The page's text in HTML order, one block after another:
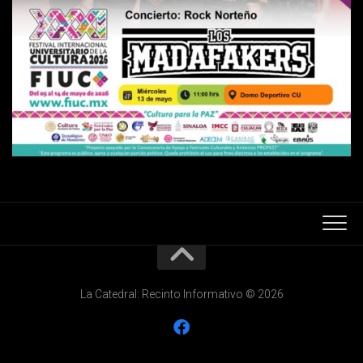
La Catedral: Recinto Informativo © 2026